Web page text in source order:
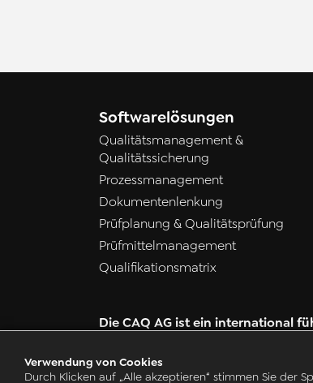
Die CAQ AG ist ein international
Softwarelösungen
Qualitätsmanagement &
Qualitätssicherung
Prozessmanagement
Dokumentenlenkung
Prüfplanung & Qualitätsprüfung
Prüfmittelmanagement
Qualifikationsmatrix
Verwendung von Cookies
Durch Klicken auf „Alle akzeptieren“ stimmen Sie der